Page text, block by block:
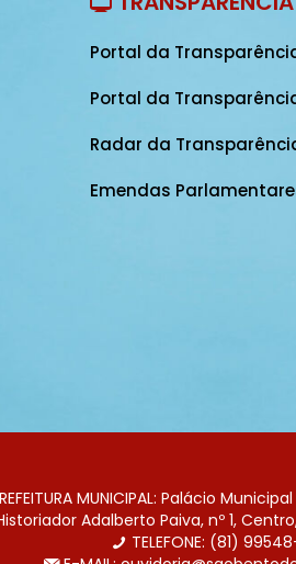
Portal da
Portal da
Radar da
Emendas
MUNICIPAL: Palácio
Adalberto Paiva, nº 1,
TELEFONE: (81)